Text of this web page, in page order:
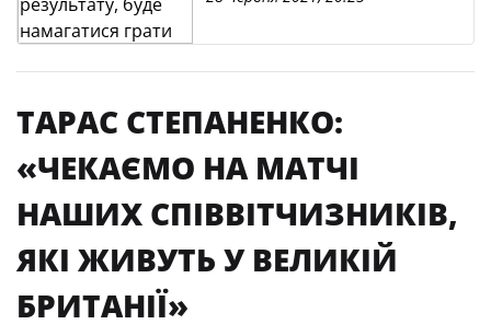
ТАРАС СТЕПАНЕНКО:
«ЧЕКАЄМО НА МАТЧІ
НАШИХ СПІВВІТЧИЗНИКІВ,
ЯКІ ЖИВУТЬ У ВЕЛИКІЙ
БРИТАНІЇ»